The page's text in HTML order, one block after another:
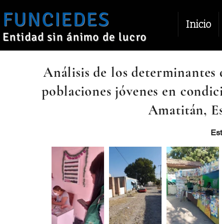
FUNCIEDES
Entidad sin ánimo de lucro
Inicio
Análisis de los determinantes
poblaciones jóvenes en
Amatitán,